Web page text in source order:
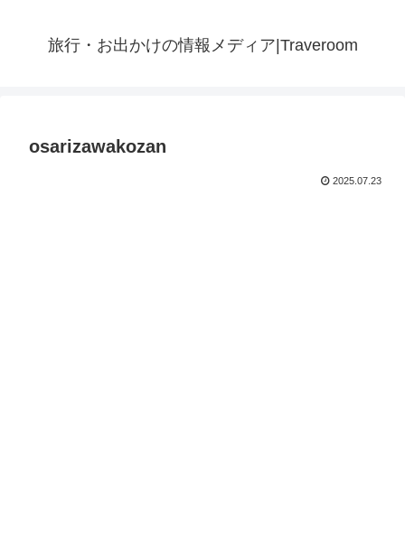
旅行・お出かけの情報メディア|Traveroom
osarizawakozan
2025.07.23